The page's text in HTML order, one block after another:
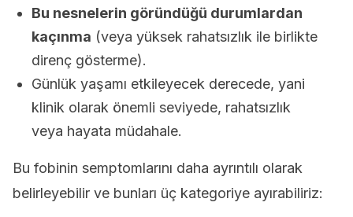
Bu nesnelerin göründüğü durumlardan
kaçınma (veya yüksek rahatsızlık ile birlikte
direnç gösterme).
Günlük yaşamı etkileyecek derecede, yani
klinik olarak önemli seviyede, rahatsızlık
veya hayata müdahale.
Bu fobinin semptomlarını daha ayrıntılı olarak
belirleyebilir ve bunları üç kategoriye ayırabiliriz: